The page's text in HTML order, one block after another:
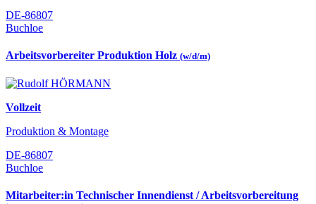
DE-86807
Buchloe
Arbeitsvorbereiter Produktion Holz (w/d/m)
Vollzeit
Produktion & Montage
DE-86807
Buchloe
Mitarbeiter:in Technischer Innendienst / Arbeitsvorbereitung